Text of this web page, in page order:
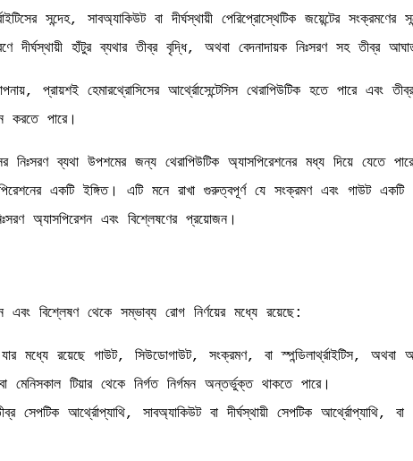
সন্দেহ, সাবঅ্যাকিউট বা দীর্ঘস্থায়ী পেরিপ্রোস্থেটিক জয়েন্টের সংক্রমণের
দীর্ঘস্থায়ী হাঁটুর ব্যথার তীব্র বৃদ্ধি, অথবা বেদনাদায়ক নিঃসরণ সহ তীব্র
প্রায়শই হেমারথ্রোসিসের আর্থ্রোসেন্টেসিস থেরাপিউটিক হতে পারে এবং
করতে পারে।
নিঃসরণ ব্যথা উপশমের জন্য থেরাপিউটিক অ্যাসপিরেশনের মধ্য দিয়ে যেতে
একটি ইঙ্গিত। এটি মনে রাখা গুরুত্বপূর্ণ যে সংক্রমণ এবং গাউট একটি
অ্যাসপিরেশন এবং বিশ্লেষণের প্রয়োজন।
এবং বিশ্লেষণ থেকে সম্ভাব্য রোগ নির্ণয়ের মধ্যে রয়েছে:
যার মধ্যে রয়েছে গাউট, সিউডোগাউট, সংক্রমণ, বা স্পন্ডিলার্থ্রাইটিস, অথবা
মেনিসকাল টিয়ার থেকে নির্গত নির্গমন অন্তর্ভুক্ত থাকতে পারে।
সেপটিক আর্থ্রোপ্যাথি, সাবঅ্যাকিউট বা দীর্ঘস্থায়ী সেপটিক আর্থ্রোপ্যাথি, বা